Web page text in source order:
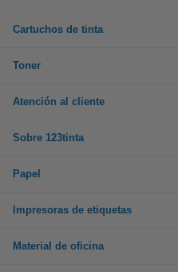
Cartuchos de tinta
Toner
Atención al cliente
Sobre 123tinta
Papel
Impresoras de etiquetas
Material de oficina